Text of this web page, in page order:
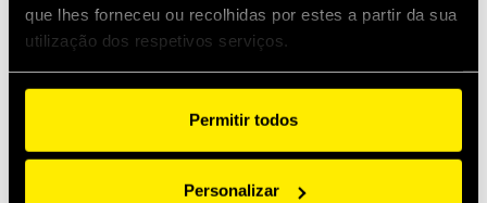
que lhes forneceu ou recolhidas por estes a partir da sua
utilização dos respetivos serviços.
Permitir todos
Personalizar
Construções
mar 2, 2026
Introducing MultiQTC: The Best Benefit/Cost Solution for
Large-Scale Excavators and Demolition Excavators
jan 29, 2026